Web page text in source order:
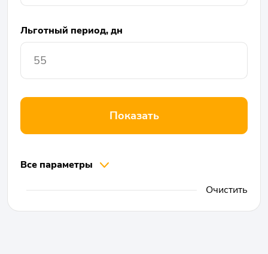
Льготный период, дн
Показать
Все параметры
Очистить